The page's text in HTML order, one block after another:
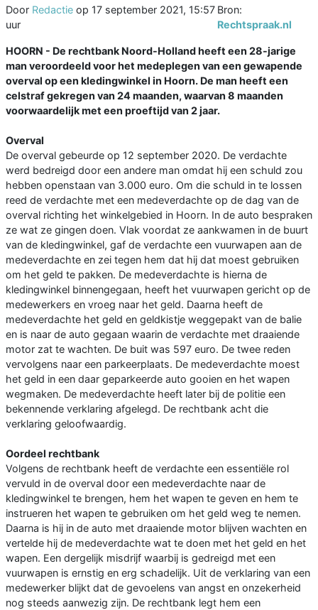
Door Redactie op 17 september 2021, 15:57
uur
Bron:
Rechtspraak.nl
HOORN - De rechtbank Noord-Holland heeft een 28-jarige
man veroordeeld voor het medeplegen van een gewapende
overval op een kledingwinkel in Hoorn. De man heeft een
celstraf gekregen van 24 maanden, waarvan 8 maanden
voorwaardelijk met een proeftijd van 2 jaar.
Overval
De overval gebeurde op 12 september 2020. De verdachte
werd bedreigd door een andere man omdat hij een schuld zou
hebben openstaan van 3.000 euro. Om die schuld in te lossen
reed de verdachte met een medeverdachte op de dag van de
overval richting het winkelgebied in Hoorn. In de auto bespraken
ze wat ze gingen doen. Vlak voordat ze aankwamen in de buurt
van de kledingwinkel, gaf de verdachte een vuurwapen aan de
medeverdachte en zei tegen hem dat hij dat moest gebruiken
om het geld te pakken. De medeverdachte is hierna de
kledingwinkel binnengegaan, heeft het vuurwapen gericht op de
medewerkers en vroeg naar het geld. Daarna heeft de
medeverdachte het geld en geldkistje weggepakt van de balie
en is naar de auto gegaan waarin de verdachte met draaiende
motor zat te wachten. De buit was 597 euro. De twee reden
vervolgens naar een parkeerplaats. De medeverdachte moest
het geld in een daar geparkeerde auto gooien en het wapen
wegmaken. De medeverdachte heeft later bij de politie een
bekennende verklaring afgelegd. De rechtbank acht die
verklaring geloofwaardig.
Oordeel rechtbank
Volgens de rechtbank heeft de verdachte een essentiële rol
vervuld in de overval door een medeverdachte naar de
kledingwinkel te brengen, hem het wapen te geven en hem te
instrueren het wapen te gebruiken om het geld weg te nemen.
Daarna is hij in de auto met draaiende motor blijven wachten en
vertelde hij de medeverdachte wat te doen met het geld en het
wapen. Een dergelijk misdrijf waarbij is gedreigd met een
vuurwapen is ernstig en erg schadelijk. Uit de verklaring van een
medewerker blijkt dat de gevoelens van angst en onzekerheid
nog steeds aanwezig zijn. De rechtbank legt hem een